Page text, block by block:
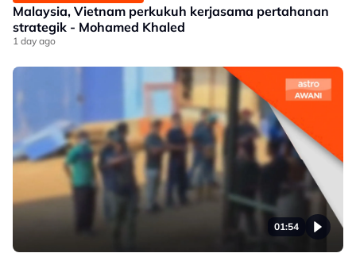
Malaysia, Vietnam perkukuh kerjasama pertahanan
strategik - Mohamed Khaled
1 day ago
01:54